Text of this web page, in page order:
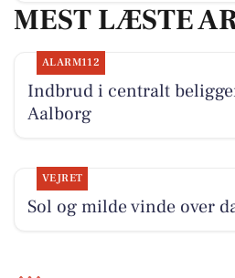
MEST LÆSTE
ALARM112
Indbrud i centralt
Aalborg
VEJRET
Sol og milde vinde over